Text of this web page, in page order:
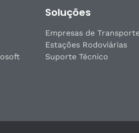
Soluções
Empresas de
Estações Rodoviárias
Suporte Técnico